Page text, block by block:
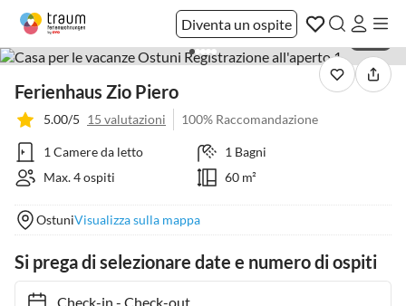
Diventa un ospite
Ferienhaus Zio Piero
5.00/5 15 valutazioni 100% Raccomandazione
1 Camere da letto
1 Bagni
Max. 4 ospiti
60 m²
OstuniVisualizza sulla mappa
Si prega di selezionare date e numero di ospiti
Check-in- Check-out